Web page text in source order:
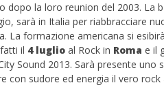
dopo la loro reunion del 2003. La
sarà in Italia per riabbracciare
La formazione americana si
il 4 luglioal Rock in Roma e il
Sound 2013. Sarà presente
con sudore ed energia il vero rock